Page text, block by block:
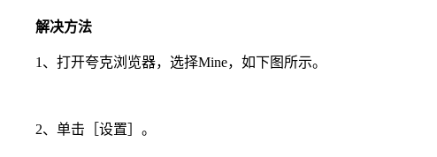
解决方法
1、打开夸克浏览器，选择Mine，如下图所示。
2、单击［设置］。